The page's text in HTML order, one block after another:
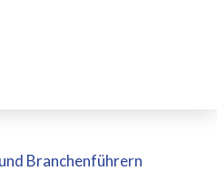
Branchenführern